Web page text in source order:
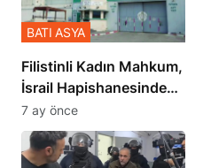
Filistinli Kadın Mahkum,
İsrail Hapishanesindeki
Zulmü Anlattı
BATI ASYA
7 ay önce